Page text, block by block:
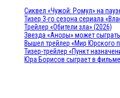
Сиквел «Чужой: Ромул» на
Тизер 3-го сезона сериала
Трейлер «Обители зла» (2026)
Звезда «Аноры» может
Вышел трейлер «Мир Юрского
Тизер-трейлер «Пункт
Юра Борисов сыграет в